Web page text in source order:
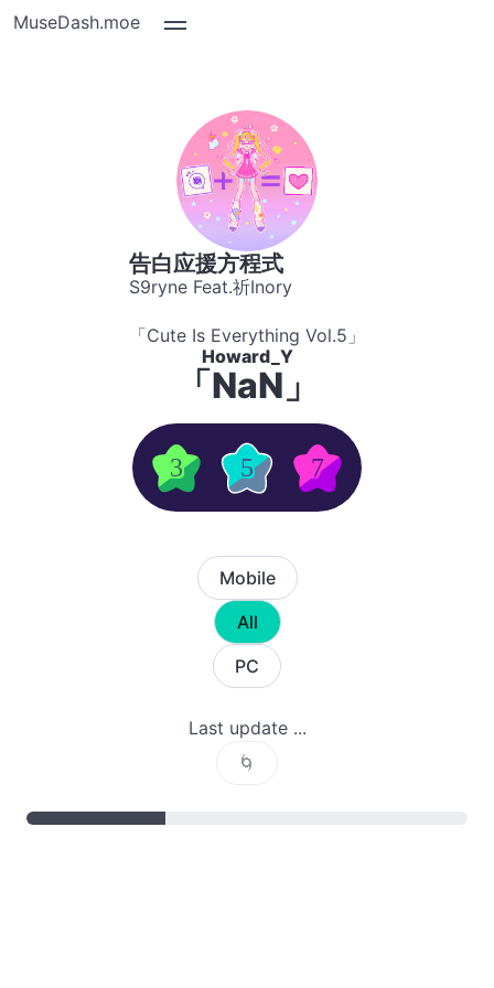
MuseDash.moe
告白应援方程式
S9ryne Feat.祈Inory
「Cute Is Everything Vol.5」
Howard_Y
「NaN」
3 5 7
Mobile
All
PC
Last update ...
🌀